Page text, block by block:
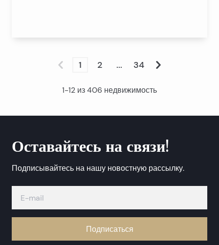
1 2 ... 34
1-12 из 406 недвижимость
Оставайтесь на связи!
Подписывайтесь на нашу новостную рассылку.
Подписаться